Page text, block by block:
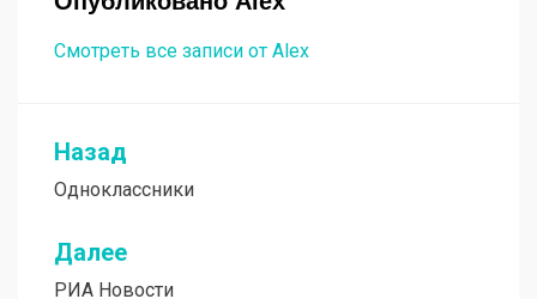
Смотреть все записи от Alex
Навигация
по
записям
Назад
Одноклассники
Далее
РИА Новости